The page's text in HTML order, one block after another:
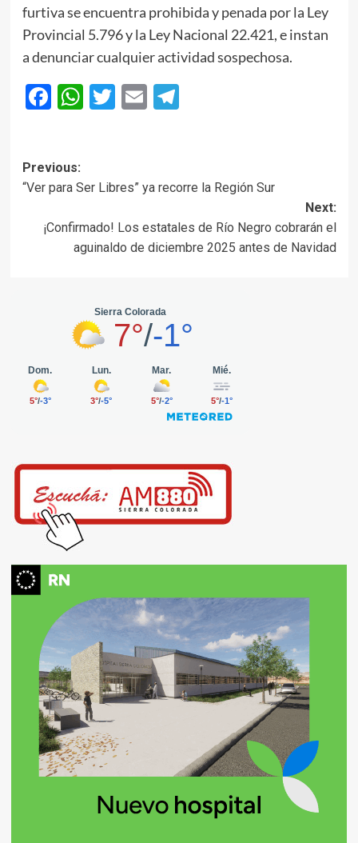
furtiva se encuentra prohibida y penada por la Ley
Provincial 5.796 y la Ley Nacional 22.421, e instan
a denunciar cualquier actividad sospechosa.
Facebook
WhatsApp
Twitter
EmailTelegram
Post
navigation
Previous:
“Ver para Ser Libres” ya recorre la Región Sur
Next:
¡Confirmado! Los estatales de Río Negro cobrarán el
aguinaldo de diciembre 2025 antes de Navidad